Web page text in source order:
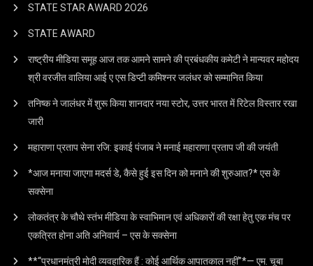
STATE STAR AWARD 2O26
STATE AWARD
राष्ट्रीय मीडिया समूह आज तक आमने सामने की प्रबंधकीय कमेटी ने मान्यवर महोदय
श्री वरजीत वालिया आई ए एस डिप्टी कमिश्नर जलंधर को सम्मानित किया
तनिष्क ने जालंधर में शुरू किया शानदार नया स्टोर, उत्तर भारत में रिटेल विस्तार रखा
जारी
महाराणा प्रताप सेना रजि: इकाई पंजाब ने मनाई महाराणा प्रताप जी की जयंती
*आज मनाया जाएगा मदर्स डे, कैसे हुई इस दिन को मनाने की शुरुआत?* एस के
सक्सेना
लोकतंत्र के चौथे स्तंभ मीडिया के स्वाभिमान एवं अधिकारों की रक्षा हेतु एक मंच पर
एकत्रित होना अति अनिवार्य – एस के सक्सेना
**“प्रधानमंत्री मोदी व्यवहारिक हैं : कोई आर्थिक आपातकाल नहीं”*— एम. चूबा